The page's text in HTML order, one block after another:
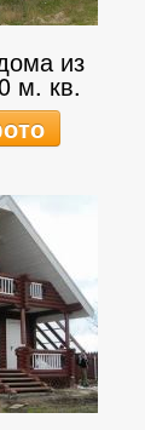
из
м. кв.